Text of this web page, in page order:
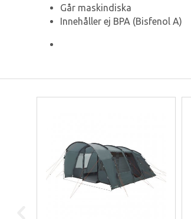
Går maskindiska
Innehåller ej BPA (Bisfenol A)